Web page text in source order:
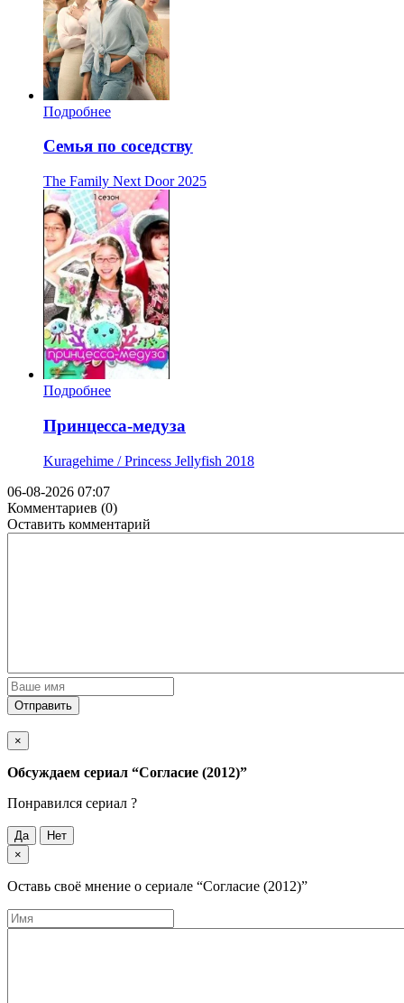
Подробнее
Семья по соседству
The Family Next Door 2025
Подробнее
Принцесса-медуза
Kuragehime / Princess Jellyfish 2018
06-08-2026 07:07
Комментариев (0)
Оставить комментарий
Отправить
×
Обсуждаем cериал “Согласие (2012)”
Понравился cериал ?
Да
Нет
×
Оставь своё мнение о cериале “Согласие (2012)”